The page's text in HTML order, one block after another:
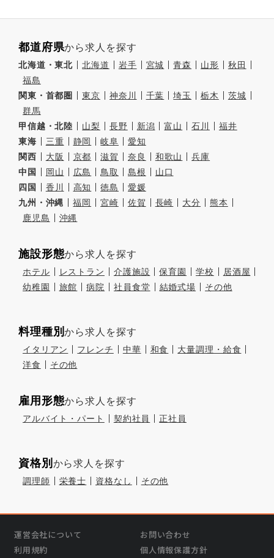
都道府県から求人を探す
北海道・東北 北海道 岩手 宮城 青森 山形
秋田
福島
関東・首都圏
東京 神奈川 千葉 埼玉 栃木
茨城
群馬
甲信越・北陸
山梨 長野 新潟 富山 石川
福井
東海
三重 静岡 岐阜
愛知
関西
大阪 京都 滋賀 奈良 和歌山
兵庫
中国
岡山 広島 鳥取 島根
山口
四国
香川 高知 徳島
愛媛
九州・沖縄
福岡 宮崎 佐賀 長崎 大分
熊本
鹿児島
沖縄
施設形態から求人を探す
ホテル レストラン 介護施設 保育園 学校
居酒屋
幼稚園
旅館 病院 社員食堂 結婚式場 その他
料理種別から求人を探す
イタリアン フレンチ 中華 和食
大量調理・給食
洋食
その他
雇用形態から求人を探す
アルバイト・パート 契約社員 正社員
資格別 から求人を探す
調理師 栄養士 資格なし その他
運営会社について
お問い合わせ
利用規約
個人情報保護方針